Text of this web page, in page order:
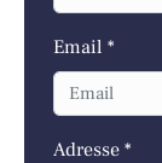
Email *
Adresse *